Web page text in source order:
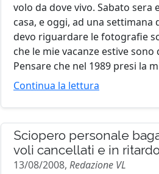
volo da dove vivo. Sabato sera
casa, e oggi, ad una settimana
devo riguardare le fotografie
che le mie vacanze estive
Pensare che nel 1989 presi la
Continua la lettura
Sciopero personale
voli cancellati e in ritardo
13/08/2008, Redazione VL